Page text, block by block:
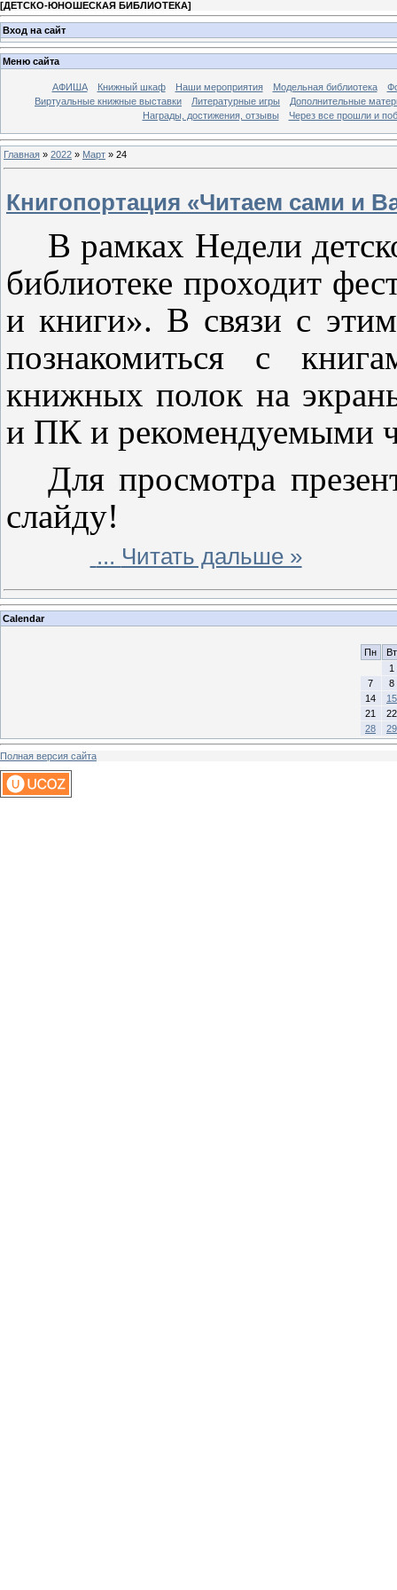
[ДЕТСКО-ЮНОШЕСКАЯ БИБЛИОТЕКА]
Вход на сайт
Меню сайта
АФИША Книжный шкаф Наши мероприятия Модельная библиотека
Виртуальные книжные выставки
Литературные игры
Дополнительные
Награды, достижения, отзывы
Через все прошли и
Главная » 2022 » Март » 24
Книгопортация «Читаем сами и
В рамках Недели
библиотеке проходит
и книги». В связи с
познакомиться с
книжных полок на
и ПК и рекомендуемыми
Для просмотра
слайду!
... Читать дальше »
Calendar
Пн
Вт
1
7
8
14
15
21
22
28
29
Полная версия сайта